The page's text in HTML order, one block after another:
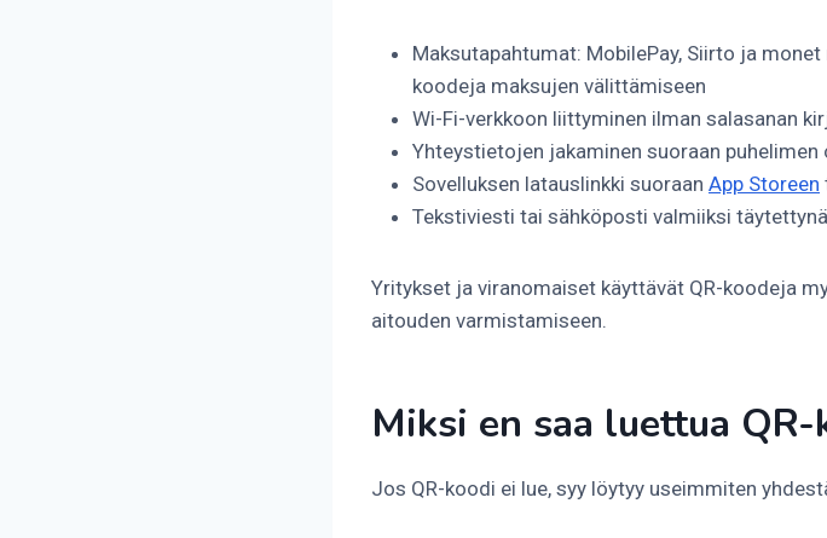
Maksutapahtumat: MobilePay, Siirto ja
koodeja maksujen välittämiseen
Wi-Fi-verkkoon liittyminen ilman salasanan
Yhteystietojen jakaminen suoraan puhelimen
Sovelluksen latauslinkki suoraan App Storeen
Tekstiviesti tai sähköposti valmiiksi täytettynä
Yritykset ja viranomaiset käyttävät QR-koodeja
aitouden varmistamiseen.
Miksi en saa luettua QR-
Jos QR-koodi ei lue, syy löytyy useimmiten